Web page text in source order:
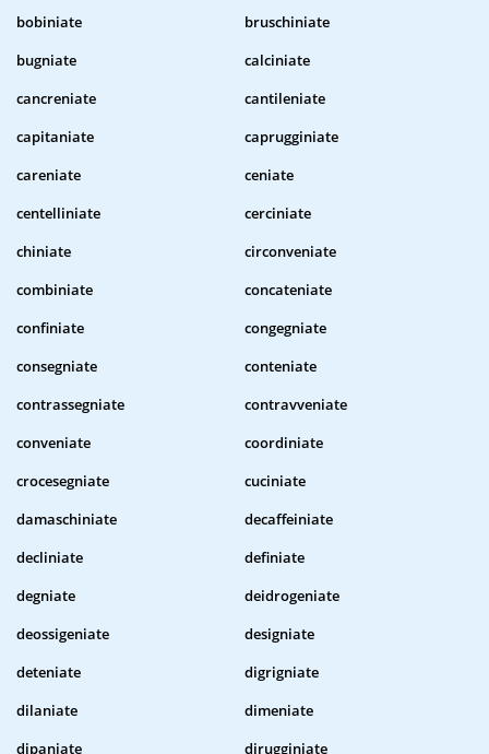
bobiniate
bruschiniate
bugniate
calciniate
cancreniate
cantileniate
capitaniate
caprugginiate
careniate
ceniate
centelliniate
cerciniate
chiniate
circonveniate
combiniate
concateniate
confiniate
congegniate
consegniate
conteniate
contrassegniate
contravveniate
conveniate
coordiniate
crocesegniate
cuciniate
damaschiniate
decaffeiniate
decliniate
definiate
degniate
deidrogeniate
deossigeniate
designiate
deteniate
digrigniate
dilaniate
dimeniate
dipaniate
dirugginiate